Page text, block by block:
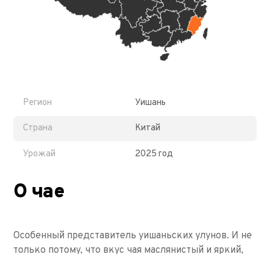
Регион Уишань
Страна Китай
Урожай 2025 год
О чае
Особенный представитель уишаньских улунов. И не
только потому, что вкус чая маслянистый и яркий,